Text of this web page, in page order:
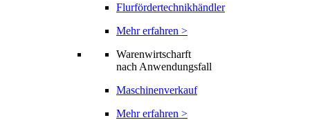
Flurfördertechnikhändler
Mehr erfahren >
Warenwirtscharft
nach Anwendungsfall
Maschinenverkauf
Mehr erfahren >